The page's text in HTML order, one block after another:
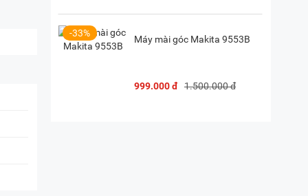
-33%
Máy mài góc Makita 9553B
999.000 đ 1.500.000 đ